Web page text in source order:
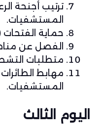
ترتيب أجنحة
المستشفيات.
حماية الفتحات
الفصل عن
متطلبات
مهابط
المستشفيات.
اليوم الثالث